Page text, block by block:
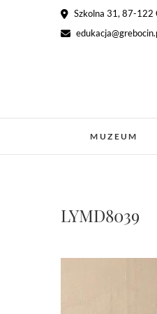
Szkolna 31, 87-122
MUZEUM
LYMD8039